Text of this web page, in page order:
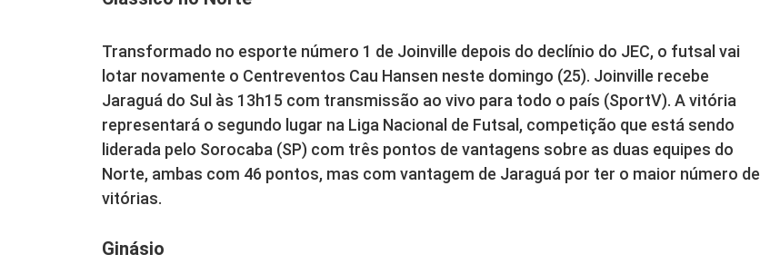
Transformado no esporte número 1 de Joinville depois do declínio do JEC, o futsal vai
lotar novamente o Centreventos Cau Hansen neste domingo (25). Joinville recebe
Jaraguá do Sul às 13h15 com transmissão ao vivo para todo o país (SportV). A vitória
representará o segundo lugar na Liga Nacional de Futsal, competição que está sendo
liderada pelo Sorocaba (SP) com três pontos de vantagens sobre as duas equipes do
Norte, ambas com 46 pontos, mas com vantagem de Jaraguá por ter o maior número de
vitórias.
Ginásio